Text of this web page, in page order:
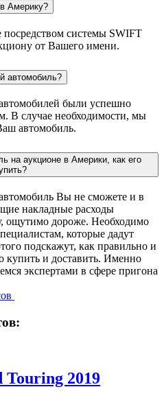
Америку?
посредством системы SWIFT
от Вашего имени.
автомобиль?
были успешно
В случае необходимости, мы
автомобиль.
на аукционе в Америки, как его
Вы не сможете и в
накладные расходы
ощутимо дороже. Необходимо
которые дадут
подскажут, как правильно и
и доставить. Именно
экспертами в сфере пригона
Touring 2019